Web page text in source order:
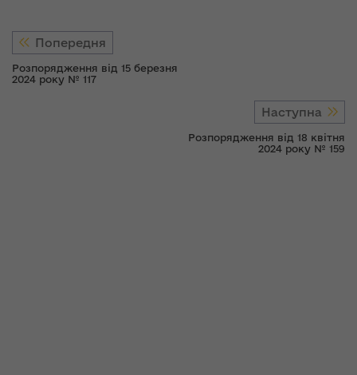
Попередня
Розпорядження від 15 березня
2024 року № 117
Наступна
Розпорядження від 18 квітня
2024 року № 159